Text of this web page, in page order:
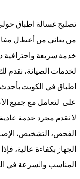
تصليح غسالة اطباق
من يعاني من أعطال
خدمة سريعة واحترافية
لخدمات الصيانة، نقدم
اطباق في الكويت
على التعامل مع جميع
لا نقدم مجرد خدمة
الفحص، التشخيص،
الجهاز بكفاءة عالية،
المناسب والسرعة في